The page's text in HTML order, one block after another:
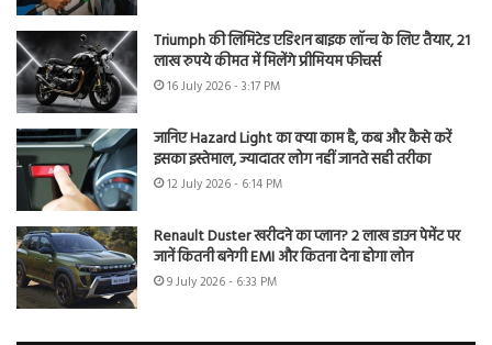
Triumph की लिमिटेड एडिशन बाइक लॉन्च के लिए तैयार, 21
लाख रुपये कीमत में मिलेंगे प्रीमियम फीचर्स
16 July 2026 - 3:17 PM
जानिए Hazard Light का क्या काम है, कब और कैसे करें
इसका इस्तेमाल, ज्यादातर लोग नहीं जानते सही तरीका
12 July 2026 - 6:14 PM
Renault Duster खरीदने का प्लान? 2 लाख डाउन पेमेंट पर
जानें कितनी बनेगी EMI और कितना देना होगा लोन
9 July 2026 - 6:33 PM